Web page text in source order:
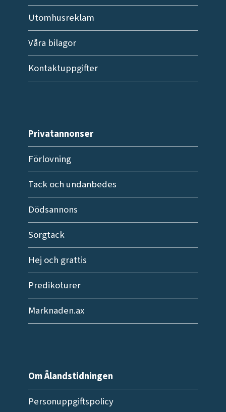
Utomhusreklam
Våra bilagor
Kontaktuppgifter
Privatannonser
Förlovning
Tack och undanbedes
Dödsannons
Sorgtack
Hej och grattis
Predikoturer
Marknaden.ax
Om Ålandstidningen
Personuppgiftspolicy